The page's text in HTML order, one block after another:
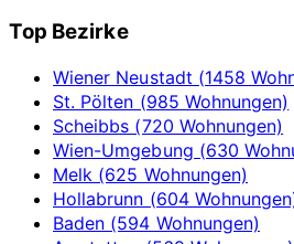
Top Bezirke
Wiener Neustadt (1458
St. Pölten (985 Wohnungen)
Scheibbs (720 Wohnungen)
Wien-Umgebung (630
Melk (625 Wohnungen)
Hollabrunn (604
Baden (594 Wohnungen)